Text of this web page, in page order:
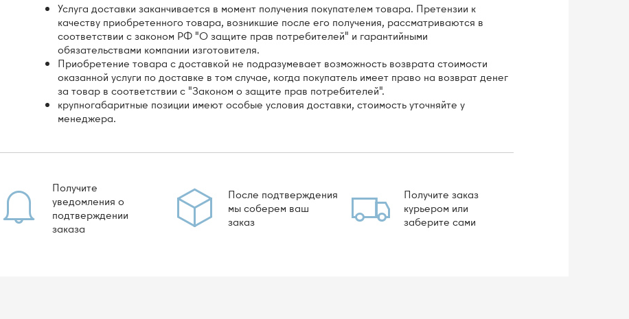
Услуга доставки заканчивается в момент получения покупателем товара. Претензии к
качеству приобретенного товара, возникшие после его получения, рассматриваются в
соответствии с законом РФ "О защите прав потребителей" и гарантийными
обязательствами компании изготовителя.
Приобретение товара с доставкой не подразумевает возможность возврата стоимости
оказанной услуги по доставке в том случае, когда покупатель имеет право на возврат денег
за товар в соответствии с "Законом о защите прав потребителей".
крупногабаритные позиции имеют особые условия доставки, стоимость уточняйте у
менеджера.
Получите
уведомления о
подтверждении
заказа
После подтверждения
мы соберем ваш
заказ
Получите заказ
курьером или
заберите сами